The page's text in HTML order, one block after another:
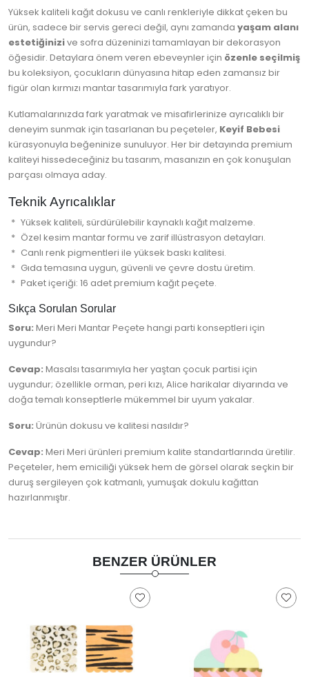
Yüksek kaliteli kağıt dokusu ve canlı renkleriyle dikkat çeken bu
ürün, sadece bir servis gereci değil, aynı zamanda yaşam alanı
estetiğinizive sofra düzeninizi tamamlayan bir dekorasyon
öğesidir. Detaylara önem veren ebeveynler için özenle seçilmiş
bu koleksiyon, çocukların dünyasına hitap eden zamansız bir
figür olan kırmızı mantar tasarımıyla fark yaratıyor.
Kutlamalarınızda fark yaratmak ve misafirlerinize ayrıcalıklı bir
deneyim sunmak için tasarlanan bu peçeteler, Keyif Bebesi
kürasyonuyla beğeninize sunuluyor. Her bir detayında premium
kaliteyi hissedeceğiniz bu tasarım, masanızın en çok konuşulan
parçası olmaya aday.
Teknik Ayrıcalıklar
Yüksek kaliteli, sürdürülebilir kaynaklı kağıt malzeme.
Özel kesim mantar formu ve zarif illüstrasyon detayları.
Canlı renk pigmentleri ile yüksek baskı kalitesi.
Gıda temasına uygun, güvenli ve çevre dostu üretim.
Paket içeriği: 16 adet premium kağıt peçete.
Sıkça Sorulan Sorular
Soru: Meri Meri Mantar Peçete hangi parti konseptleri için
uygundur?
Cevap: Masalsı tasarımıyla her yaştan çocuk partisi için
uygundur; özellikle orman, peri kızı, Alice harikalar diyarında ve
doğa temalı konseptlerle mükemmel bir uyum yakalar.
Soru: Ürünün dokusu ve kalitesi nasıldır?
Cevap: Meri Meri ürünleri premium kalite standartlarında üretilir.
Peçeteler, hem emiciliği yüksek hem de görsel olarak seçkin bir
duruş sergileyen çok katmanlı, yumuşak dokulu kağıttan
hazırlanmıştır.
BENZER ÜRÜNLER